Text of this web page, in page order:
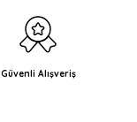
Güvenli Alışveriş